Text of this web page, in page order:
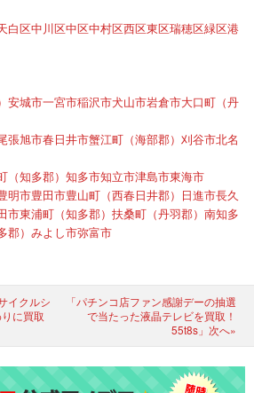
白区中川区中区中村区西区東区瑞穂区緑区港
安城市一宮市稲沢市犬山市岩倉市大口町（丹
張旭市春日井市蟹江町（海部郡） 刈谷市北名
（知多郡） 知多市知立市津島市東海市
明市豊田市豊山町（西春日井郡） 日進市長久
市東浦町（知多郡） 扶桑町（丹羽郡） 南知多
） みよし市弥富市
イクルシ
に買取
「パチンコ店ファン感謝デーの抽選
で当たった液晶テレビを買取！
55t8s」次へ»